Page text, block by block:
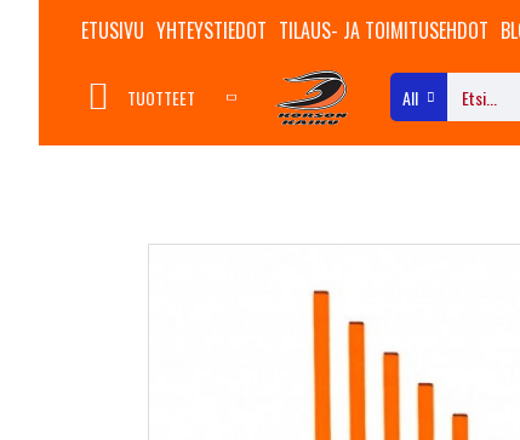
ETUSIVU YHTEYSTIEDOT TILAUS- JA TOIMITUSEHDOT
TUOTTEET All